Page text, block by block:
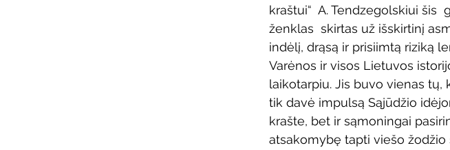
Kaimo bibliotekų renginiai
Žymios datos Mobilioji
kraštui“ A. Tendzegolskiui šis
ženklas  skirtas už išskirtinį
indėlį, drąsą ir prisiimtą riziką
Varėnos ir visos Lietuvos
laikotarpiu. Jis buvo vienas tų,
tik davė impulsą Sąjūdžio
krašte, bet ir sąmoningai
atsakomybę tapti viešo žodžio